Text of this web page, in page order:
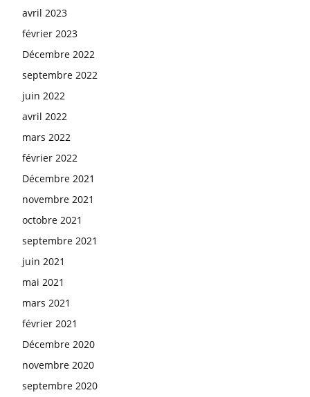
avril 2023
février 2023
Décembre 2022
septembre 2022
juin 2022
avril 2022
mars 2022
février 2022
Décembre 2021
novembre 2021
octobre 2021
septembre 2021
juin 2021
mai 2021
mars 2021
février 2021
Décembre 2020
novembre 2020
septembre 2020